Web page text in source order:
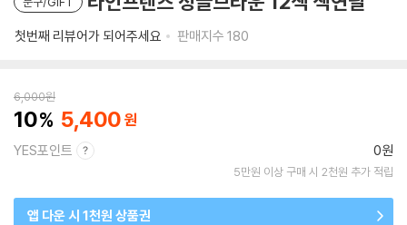
첫번째 리뷰어가 되어주세요 판매지수 180
6,000원
10 5,400
YES포인트 0원
5만원 이상 구매 시 2천원 추가 적립
앱 다운 시 1천원 상품권